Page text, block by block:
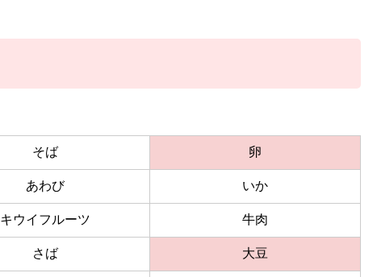
そば 卵
あわび いか
キウイフルーツ 牛肉
さば 大豆